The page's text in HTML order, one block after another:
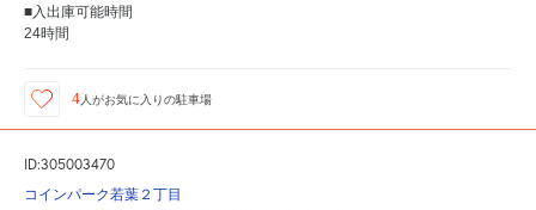
■入出庫可能時間
24時間
4 人がお気に入りの駐車場
ID:305003470
コインパーク若葉２丁目